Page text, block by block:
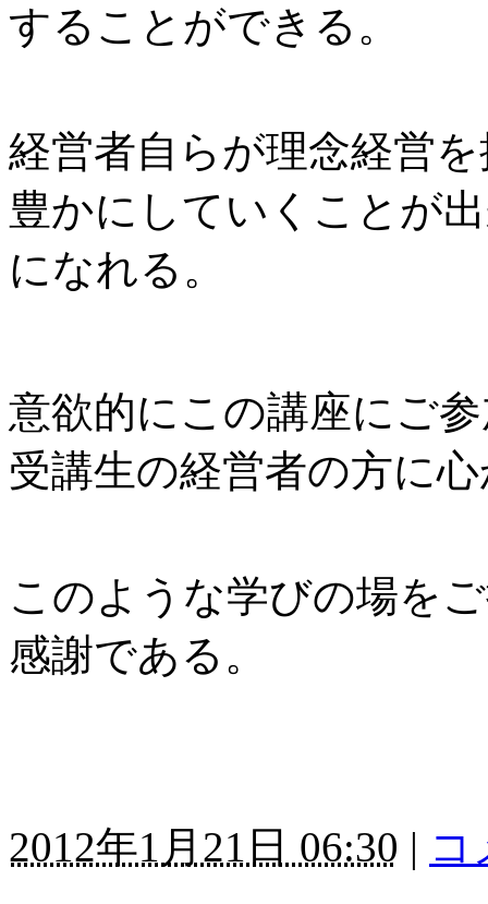
することができる。
経営者自らが理念経営
豊かにしていくことが
になれる。
意欲的にこの講座にご
受講生の経営者の方に
このような学びの場を
感謝である。
2012年1月21日 06:30 | コ